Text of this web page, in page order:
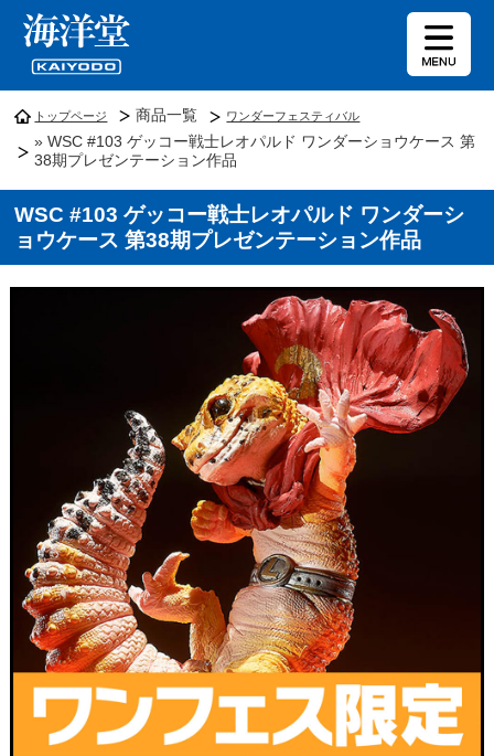
トップページ 商品一覧 ワンダーフェスティバル
» WSC #103 ゲッコー戦士レオパルド ワンダーショウケース 第
38期プレゼンテーション作品
WSC #103 ゲッコー戦士レオパルド ワンダーシ
ョウケース 第38期プレゼンテーション作品